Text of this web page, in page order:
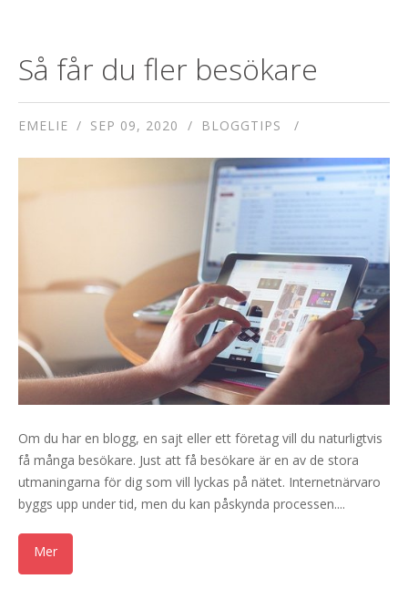
Så får du fler besökare
EMELIE SEP 09, 2020 BLOGGTIPS
Om du har en blogg, en sajt eller ett företag vill du naturligtvis
få många besökare. Just att få besökare är en av de stora
utmaningarna för dig som vill lyckas på nätet. Internetnärvaro
byggs upp under tid, men du kan påskynda processen....